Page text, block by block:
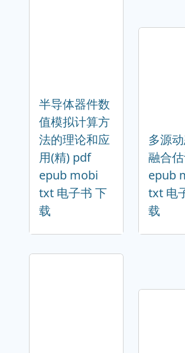
半导体器件数
值模拟计算方
法的理论和应
用(精) pdf
epub mobi
txt 电子书 下
载
多源
融合
epub
txt 电
载